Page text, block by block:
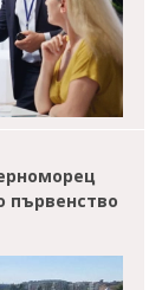
първенство